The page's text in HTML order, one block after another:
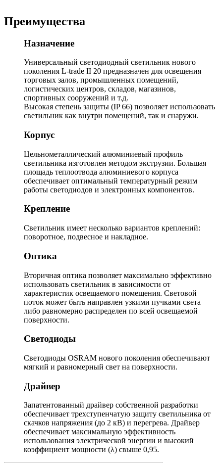
Преимущества
Назначение
Универсальный светодиодный светильник нового
поколения L-trade II 20 предназначен для освещения
торговых залов, промышленных помещений,
логистических центров, складов, магазинов,
спортивных сооружений и т.д.
Высокая степень защиты (IP 66) позволяет использовать
светильник как внутри помещений, так и снаружи.
Корпус
Цельнометаллический алюминиевый профиль
светильника изготовлен методом экструзии. Большая
площадь теплоотвода алюминиевого корпуса
обеспечивает оптимальный температурный режим
работы светодиодов и электронных компонентов.
Крепление
Светильник имеет несколько вариантов креплений:
поворотное, подвесное и накладное.
Оптика
Вторичная оптика позволяет максимально эффективно
использовать светильник в зависимости от
характеристик освещаемого помещения. Световой
поток может быть направлен узкими пучками света
либо равномерно распределен по всей освещаемой
поверхности.
Светодиоды
Светодиоды OSRAM нового поколения обеспечивают
мягкий и равномерный свет на поверхности.
Драйвер
Запатентованный драйвер собственной разработки
обеспечивает трехступенчатую защиту светильника от
скачков напряжения (до 2 кВ) и перегрева. Драйвер
обеспечивает максимальную эффективность
использования электрической энергии и высокий
коэффициент мощности (λ) свыше 0,95.